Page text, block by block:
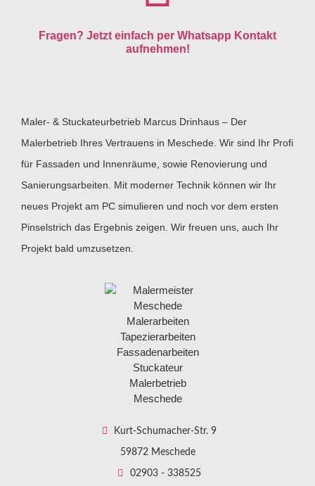
Fragen? Jetzt einfach per Whatsapp Kontakt
aufnehmen!
Maler- & Stuckateurbetrieb Marcus Drinhaus – Der
Malerbetrieb Ihres Vertrauens in Meschede. Wir sind Ihr Profi
für Fassaden und Innenräume, sowie Renovierung und
Sanierungsarbeiten. Mit moderner Technik können wir Ihr
neues Projekt am PC simulieren und noch vor dem ersten
Pinselstrich das Ergebnis zeigen. Wir freuen uns, auch Ihr
Projekt bald umzusetzen.
Kurt-Schumacher-Str. 9
59872 Meschede
02903 - 338525